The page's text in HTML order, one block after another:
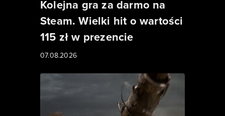
Kolejna gra za darmo na
Steam. Wielki hit o wartości
115 zł w prezencie
07.08.2026